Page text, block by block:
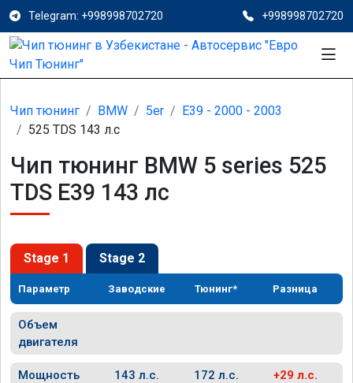
Telegram: +998998702720 +998998702720
Чип тюнинг BMW 5er
E39 - 2000 - 2003
525 TDS 143 л.с
Чип тюнинг BMW 5 series 525
TDS E39 143 лс
Stage 1 Stage 2
Параметр Заводские Тюнинг* Разница
Объем
двигателя
Мощность 143 л.с. 172 л.с. +29 л.с.